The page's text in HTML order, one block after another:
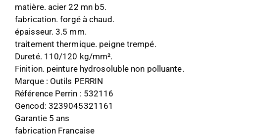
matière. acier 22 mn b5.
fabrication. forgé à chaud.
épaisseur. 3.5 mm.
traitement thermique. peigne trempé.
Dureté. 110/120 kg/mm².
Finition. peinture hydrosoluble non polluante.
Marque : Outils PERRIN
Référence Perrin : 532116
Gencod: 3239045321161
Garantie 5 ans
fabrication Française